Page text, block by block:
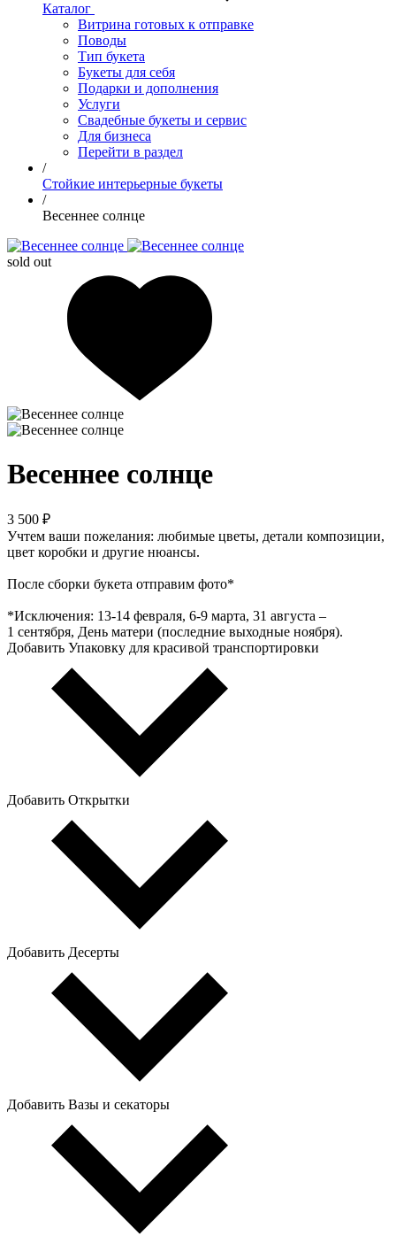
Каталог
Витрина готовых к отправке
Поводы
Тип букета
Букеты для себя
Подарки и дополнения
Услуги
Свадебные букеты и сервис
Для бизнеса
Перейти в раздел
/
Стойкие интерьерные букеты
/
Весеннее солнце
sold out
Весеннее солнце
3 500 ₽
Учтем ваши пожелания: любимые цветы, детали композиции,
цвет коробки и другие нюансы.
После сборки букета отправим фото*
*Исключения: 13‑14 февраля, 6‑9 марта, 31 августа –
1 сентября, День матери (последние выходные ноября).
Добавить Упаковку для красивой транспортировки
Добавить Открытки
Добавить Десерты
Добавить Вазы и секаторы